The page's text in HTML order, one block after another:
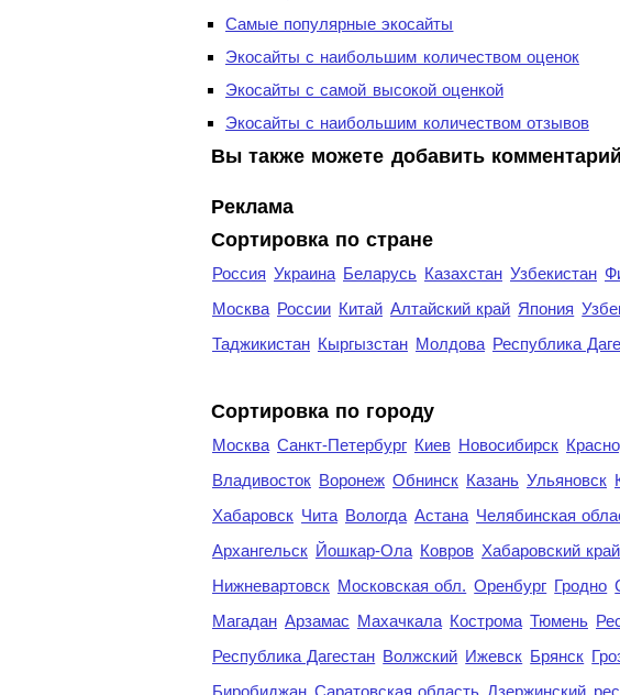
Самые популярные экосайты
Экосайты с наибольшим количеством оценок
Экосайты с самой высокой оценкой
Экосайты с наибольшим количеством отзывов
Вы также можете добавить
Реклама
Сортировка по стране
Россия Украина Беларусь Казахстан Узбекистан
Москва России Китай Алтайский край Япония
Таджикистан Кыргызстан Молдова Республика
Cортировка по городу
Москва Санкт-Петербург Киев Новосибирск
Владивосток Воронеж Обнинск Казань Ульяновск
Хабаровск Чита Вологда Астана Челябинская
Архангельск Йошкар-Ола Ковров Хабаровский край
Нижневартовск Московская обл. Оренбург Гродно
Магадан Арзамас Махачкала Кострома Тюмень
Республика Дагестан Волжский Ижевск Брянск
Биробиджан Саратовская область Дзержинский